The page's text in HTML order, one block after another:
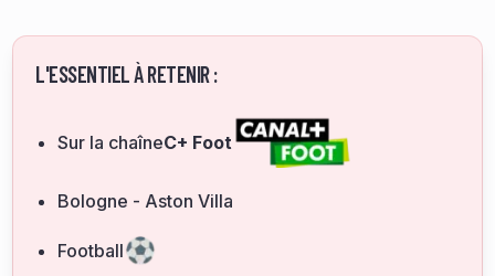
L'ESSENTIEL À RETENIR :
Sur la chaîneC+ Foot
Bologne - Aston Villa
Football